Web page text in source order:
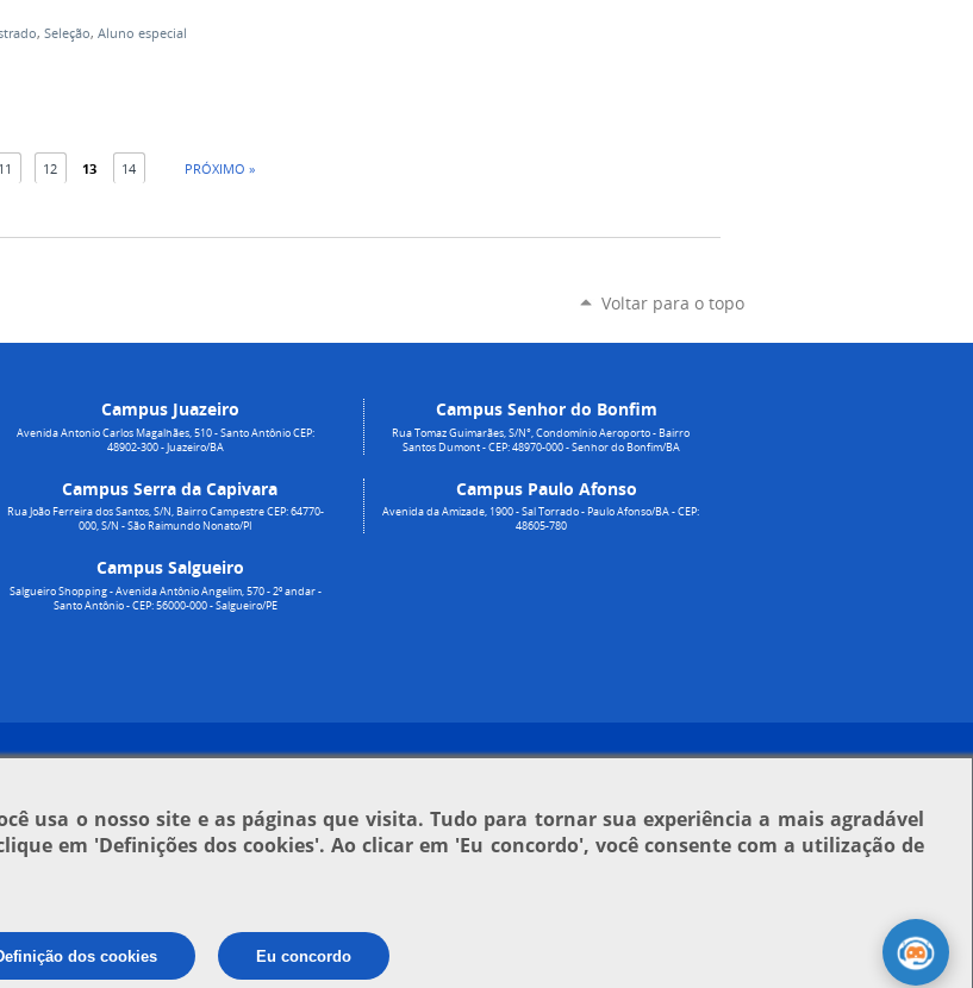
, Seleção, Aluno especial
11 12 13 14 PRÓXIMO »
Voltar para o topo
Campus Juazeiro
Avenida Antonio Carlos Magalhães, 510 - Santo Antônio CEP:
48902-300 - Juazeiro/BA
Campus Serra da Capivara
Rua João Ferreira dos Santos, S/N, Bairro Campestre CEP: 64770-
000, S/N - São Raimundo Nonato/PI
Campus Salgueiro
Salgueiro Shopping - Avenida Antônio Angelim, 570 - 2º andar -
Santo Antônio - CEP: 56000-000 - Salgueiro/PE
Campus Senhor do Bonfim
Rua Tomaz Guimarães, S/N°, Condomínio Aeroporto - Bairro
Santos Dumont - CEP: 48970-000 - Senhor do Bonfim/BA
Campus Paulo Afonso
Avenida da Amizade, 1900 - Sal Torrado - Paulo Afonso/BA - CEP:
48605-780
usa o nosso site e as páginas que visita. Tudo para tornar sua experiência a mais agradável
em 'Definições dos cookies'. Ao clicar em 'Eu concordo', você consente com a utilização de